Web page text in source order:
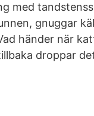
med
gnuggar
händer när
droppar